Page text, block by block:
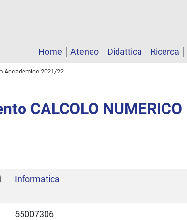
Home
Ateneo Didattica Ricerca
Accademico 2021/22
CALCOLO NUMERICO
Informatica
55007306